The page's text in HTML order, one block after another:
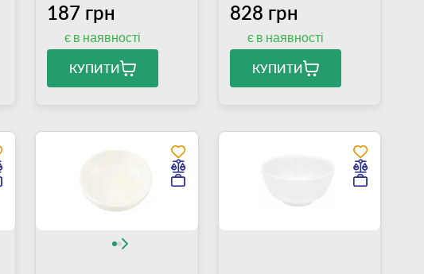
187 грн
є в наявності
КУПИТИ
828 грн
є в наявності
КУПИТИ